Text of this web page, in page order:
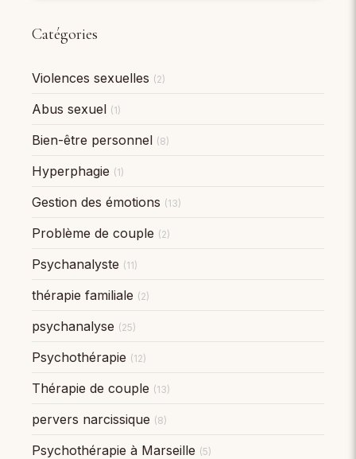
Catégories
Violences sexuelles (2)
Abus sexuel (1)
Bien-être personnel (8)
Hyperphagie (1)
Gestion des émotions (13)
Problème de couple (2)
Psychanalyste (11)
thérapie familiale (2)
psychanalyse (25)
Psychothérapie (12)
Thérapie de couple (13)
pervers narcissique (8)
Psychothérapie à Marseille (5)